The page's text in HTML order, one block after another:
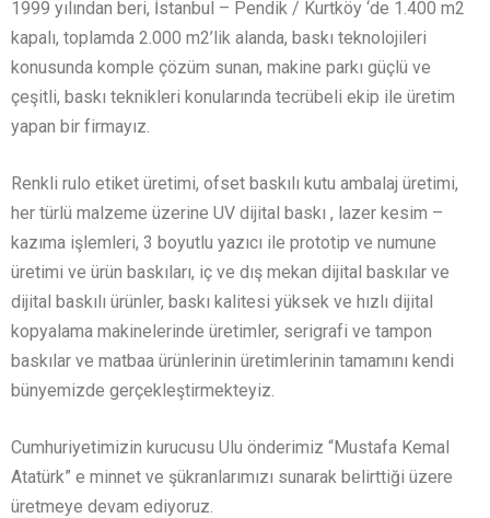
hizmeti- Serigrafi – Tampon baskı hizmeti
1999 yılından beri, İstanbul – Pendik / Kurtköy ‘de 1.400 m2
kapalı, toplamda 2.000 m2’lik alanda, baskı teknolojileri
konusunda komple çözüm sunan, makine parkı güçlü ve
çeşitli, baskı teknikleri konularında tecrübeli ekip ile üretim
yapan bir firmayız.
Renkli rulo etiket üretimi, ofset baskılı kutu ambalaj üretimi,
her türlü malzeme üzerine UV dijital baskı , lazer kesim –
kazıma işlemleri, 3 boyutlu yazıcı ile prototip ve numune
üretimi ve ürün baskıları, iç ve dış mekan dijital baskılar ve
dijital baskılı ürünler, baskı kalitesi yüksek ve hızlı dijital
kopyalama makinelerinde üretimler, serigrafi ve tampon
baskılar ve matbaa ürünlerinin üretimlerinin tamamını kendi
bünyemizde gerçekleştirmekteyiz.
Cumhuriyetimizin kurucusu Ulu önderimiz “Mustafa Kemal
Atatürk” e minnet ve şükranlarımızı sunarak belirttiği üzere
üretmeye devam ediyoruz.